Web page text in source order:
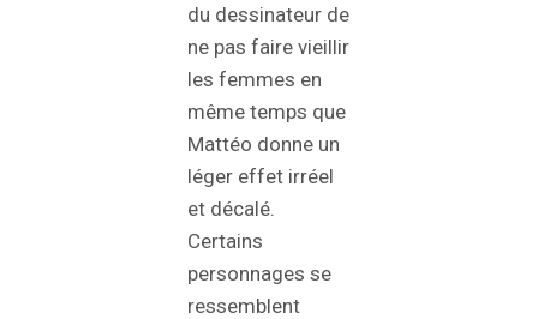
du dessinateur de
ne pas faire vieillir
les femmes en
même temps que
Mattéo donne un
léger effet irréel
et décalé.
Certains
personnages se
ressemblent